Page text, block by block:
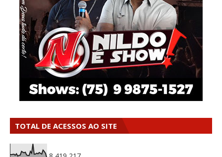
TOTAL DE ACESSOS AO SITE